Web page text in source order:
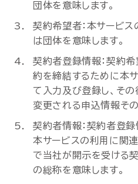
団体を意味します。
契約希望者：本サービ
は団体を意味します。
契約者登録情報：契約
約を締結するために本
て入力及び登録し、そ
変更される申込情報そ
契約者情報：契約者登
本サービスの利用に関
で当社が開示を受ける
の総称を意味します。